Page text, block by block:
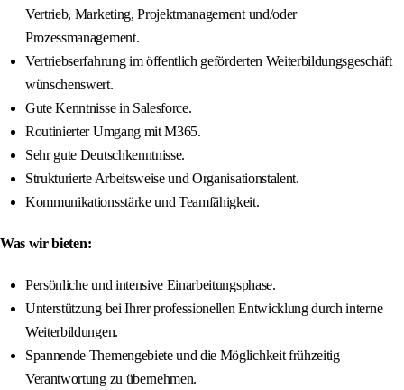
Vertrieb, Marketing, Projektmanagement und/oder
Prozessmanagement.
Vertriebserfahrung im öffentlich geförderten Weiterbildungsgeschäft
wünschenswert.
Gute Kenntnisse in Salesforce.
Routinierter Umgang mit M365.
Sehr gute Deutschkenntnisse.
Strukturierte Arbeitsweise und Organisationstalent.
Kommunikationsstärke und Teamfähigkeit.
Was wir bieten:
Persönliche und intensive Einarbeitungsphase.
Unterstützung bei Ihrer professionellen Entwicklung durch interne
Weiterbildungen.
Spannende Themengebiete und die Möglichkeit frühzeitig
Verantwortung zu übernehmen.